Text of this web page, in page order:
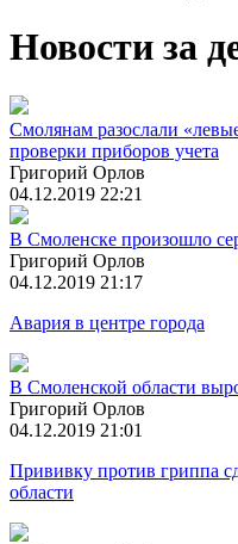
Новости за
Смолянам разослали
проверки приборов учета
Григорий Орлов
04.12.2019 22:21
В Смоленске произошло
Григорий Орлов
04.12.2019 21:17
Авария в центре города
В Смоленской области
Григорий Орлов
04.12.2019 21:01
Прививку против гриппа
области